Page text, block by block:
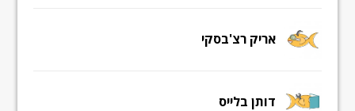
אריק רצ'בסקי
דותן בלייס